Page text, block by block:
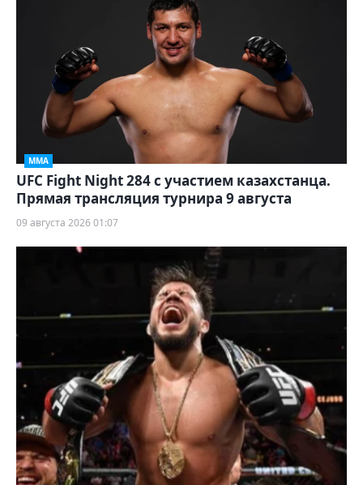
ММА
UFC Fight Night 284 с участием казахстанца.
Прямая трансляция турнира 9 августа
09 августа 2026 01:07